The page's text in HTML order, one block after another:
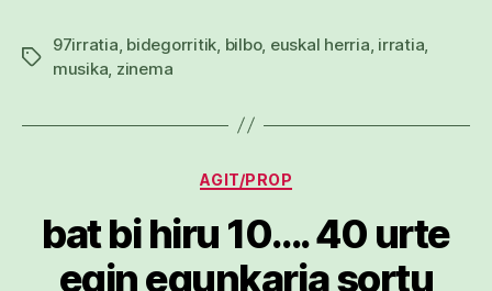
Etiketak
97irratia, bidegorritik, bilbo, euskal herria, irratia,
musika, zinema
Kategoriak
AGIT/PROP
bat bi hiru 10…. 40 urte
egin egunkaria sortu